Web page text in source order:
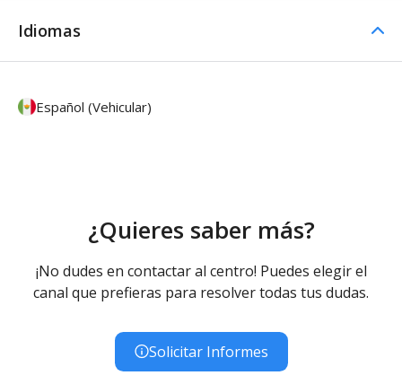
Idiomas
Español (Vehicular)
¿Quieres saber más?
¡No dudes en contactar al centro! Puedes elegir el
canal que prefieras para resolver todas tus dudas.
Solicitar Informes